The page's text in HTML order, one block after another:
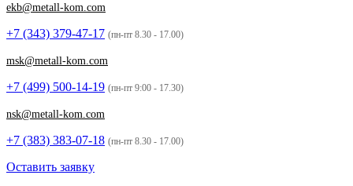
ekb@metall-kom.com
+7 (343) 379-47-17 (пн-пт 8.30 - 17.00)
msk@metall-kom.com
+7 (499) 500-14-19 (пн-пт 9:00 - 17.30)
nsk@metall-kom.com
+7 (383) 383-07-18 (пн-пт 8.30 - 17.00)
Оставить заявку